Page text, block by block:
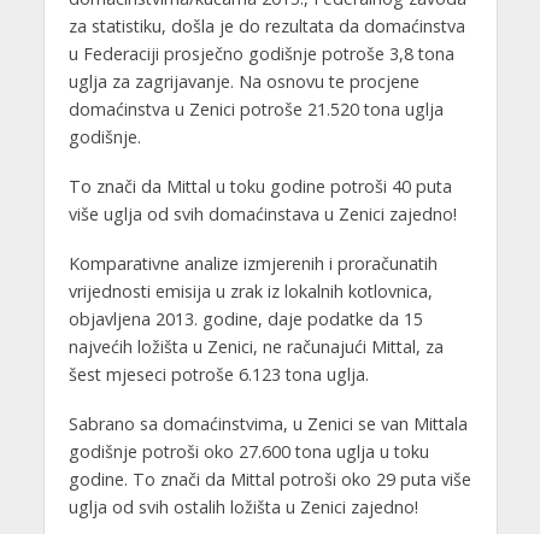
za statistiku, došla je do rezultata da domaćinstva
u Federaciji prosječno godišnje potroše 3,8 tona
uglja za zagrijavanje. Na osnovu te procjene
domaćinstva u Zenici potroše 21.520 tona uglja
godišnje.
To znači da Mittal u toku godine potroši 40 puta
više uglja od svih domaćinstava u Zenici zajedno!
Komparativne analize izmjerenih i proračunatih
vrijednosti emisija u zrak iz lokalnih kotlovnica,
objavljena 2013. godine, daje podatke da 15
najvećih ložišta u Zenici, ne računajući Mittal, za
šest mjeseci potroše 6.123 tona uglja.
Sabrano sa domaćinstvima, u Zenici se van Mittala
godišnje potroši oko 27.600 tona uglja u toku
godine. To znači da Mittal potroši oko 29 puta više
uglja od svih ostalih ložišta u Zenici zajedno!